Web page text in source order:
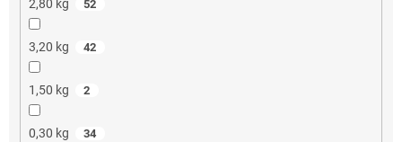
2,80 kg 52
3,20 kg 42
1,50 kg 2
0,30 kg 34